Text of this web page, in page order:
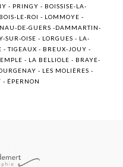
- PRINGY - BOISSISE-LA-
LE-ROI - LOMMOYE -
DE-GUERS -DAMMARTIN-
OISE - LORGUES - LA-
- TIGEAUX - BREUX-JOUY -
- LA BELLIOLE - BRAYE-
- LES MOLIÈRES -
- ÉPERNON